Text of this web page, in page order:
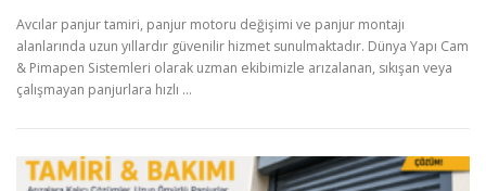
Avcılar panjur tamiri, panjur motoru değişimi ve panjur montajı
alanlarında uzun yıllardır güvenilir hizmet sunulmaktadır. Dünya Yapı Cam
& Pimapen Sistemleri olarak uzman ekibimizle arızalanan, sıkışan veya
çalışmayan panjurlara hızlı …